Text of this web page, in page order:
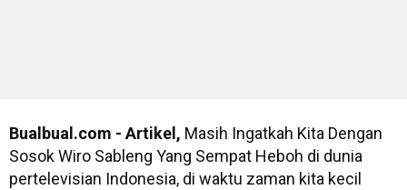
Bualbual.com - Artikel, Masih Ingatkah Kita Dengan
Sosok Wiro Sableng Yang Sempat Heboh di dunia
pertelevisian Indonesia, di waktu zaman kita kecil